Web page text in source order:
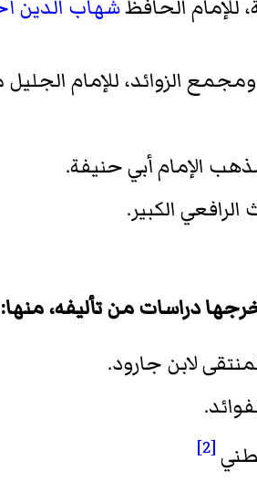
للإمام الحافظشهاب الدين
الزوائد، للإمام
الإمام أبي حنيفة.
الكبير.
دراسات من تأليفه، منها:
لابن جارود.
[2]